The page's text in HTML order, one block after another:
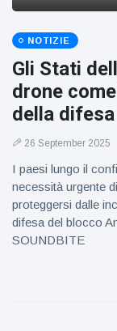
NOTIZIE
Gli Stati
drone
della difesa
26 September 2025
I paesi lungo il
necessità urgente
proteggersi dalle
difesa del blocco
SOUNDBITE